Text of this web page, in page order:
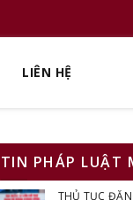
LIÊN HỆ
TIN PHÁP LUẬT
THỦ TỤC